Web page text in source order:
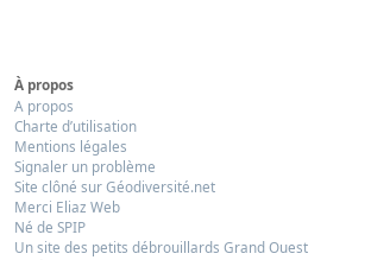
À propos
A propos
Charte d’utilisation
Mentions légales
Signaler un problème
Site clôné sur Géodiversité.net
Merci Eliaz Web
Né de SPIP
Un site des petits débrouillards Grand Ouest